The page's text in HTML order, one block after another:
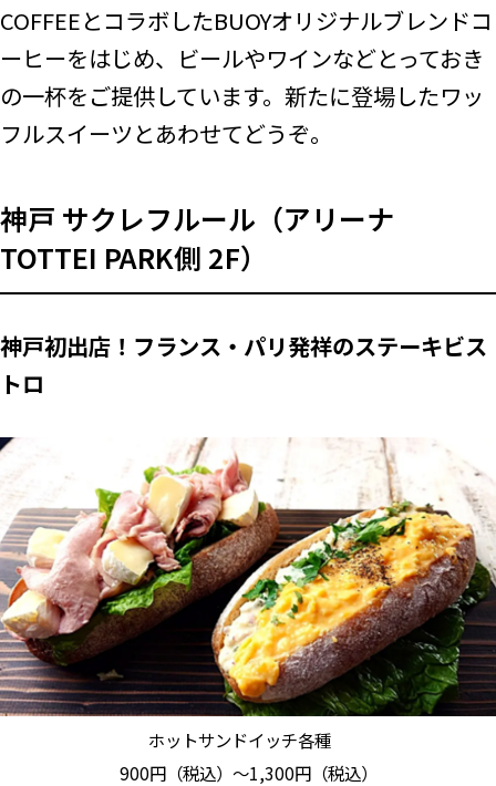
COFFEEとコラボしたBUOYオリジナルブレンドコ
ーヒーをはじめ、ビールやワインなどとっておき
の一杯をご提供しています。新たに登場したワッ
フルスイーツとあわせてどうぞ。
神戸 サクレフルール（アリーナ
TOTTEI PARK側 2F）
神戸初出店！フランス・パリ発祥のステーキビス
トロ
ホットサンドイッチ各種
900円（税込）～1,300円（税込）